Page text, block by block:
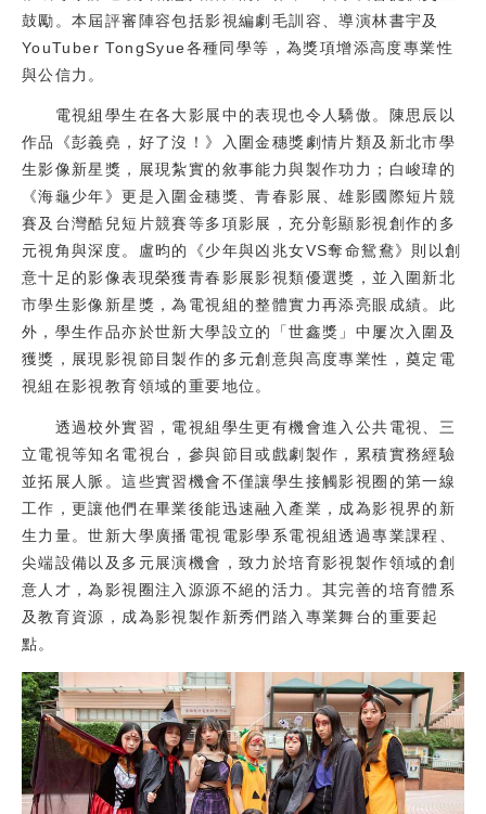
鼓勵。本屆評審陣容包括影視編劇毛訓容、導演林書宇及
YouTuber TongSyue各種同學等，為獎項增添高度專業性
與公信力。
電視組學生在各大影展中的表現也令人驕傲。陳思辰以
作品《彭義堯，好了沒！》入圍金穗獎劇情片類及新北市學
生影像新星獎，展現紮實的敘事能力與製作功力；白峻瑋的
《海龜少年》更是入圍金穗獎、青春影展、雄影國際短片競
賽及台灣酷兒短片競賽等多項影展，充分彰顯影視創作的多
元視角與深度。盧昀的《少年與凶兆女VS奪命鴛鴦》則以創
意十足的影像表現榮獲青春影展影視類優選獎，並入圍新北
市學生影像新星獎，為電視組的整體實力再添亮眼成績。此
外，學生作品亦於世新大學設立的「世鑫獎」中屢次入圍及
獲獎，展現影視節目製作的多元創意與高度專業性，奠定電
視組在影視教育領域的重要地位。
透過校外實習，電視組學生更有機會進入公共電視、三
立電視等知名電視台，參與節目或戲劇製作，累積實務經驗
並拓展人脈。這些實習機會不僅讓學生接觸影視圈的第一線
工作，更讓他們在畢業後能迅速融入產業，成為影視界的新
生力量。世新大學廣播電視電影學系電視組透過專業課程、
尖端設備以及多元展演機會，致力於培育影視製作領域的創
意人才，為影視圈注入源源不絕的活力。其完善的培育體系
及教育資源，成為影視製作新秀們踏入專業舞台的重要起
點。